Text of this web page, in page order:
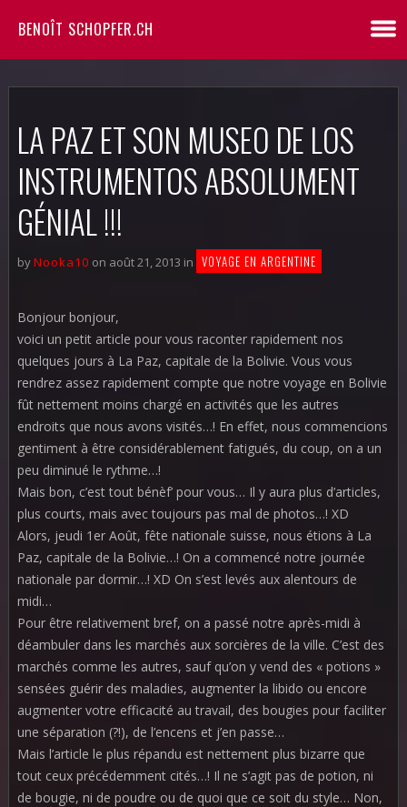
BENOÎT SCHOPFER.CH
LA PAZ ET SON MUSEO DE LOS
INSTRUMENTOS ABSOLUMENT
GÉNIAL !!!
byNooka10 on août 21, 2013 in VOYAGE EN ARGENTINE
Bonjour bonjour,
voici un petit article pour vous raconter rapidement nos
quelques jours à La Paz, capitale de la Bolivie. Vous vous
rendrez assez rapidement compte que notre voyage en Bolivie
fût nettement moins chargé en activités que les autres
endroits que nous avons visités…! En effet, nous commencions
gentiment à être considérablement fatigués, du coup, on a un
peu diminué le rythme…!
Mais bon, c’est tout bénèf’ pour vous… Il y aura plus d’articles,
plus courts, mais avec toujours pas mal de photos…! XD
Alors, jeudi 1er Août, fête nationale suisse, nous étions à La
Paz, capitale de la Bolivie…! On a commencé notre journée
nationale par dormir…! XD On s’est levés aux alentours de
midi…
Pour être relativement bref, on a passé notre après-midi à
déambuler dans les marchés aux sorcières de la ville. C’est des
marchés comme les autres, sauf qu’on y vend des « potions »
sensées guérir des maladies, augmenter la libido ou encore
augmenter votre efficacité au travail, des bougies pour faciliter
une séparation (?!), de l’encens et j’en passe…
Mais l’article le plus répandu est nettement plus bizarre que
tout ceux précédemment cités…! Il ne s’agit pas de potion, ni
de bougie, ni de poudre ou de quoi que ce soit du style… Non,